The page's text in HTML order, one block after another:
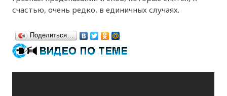
счастью, очень редко, в единичных случаях.
Поделиться…